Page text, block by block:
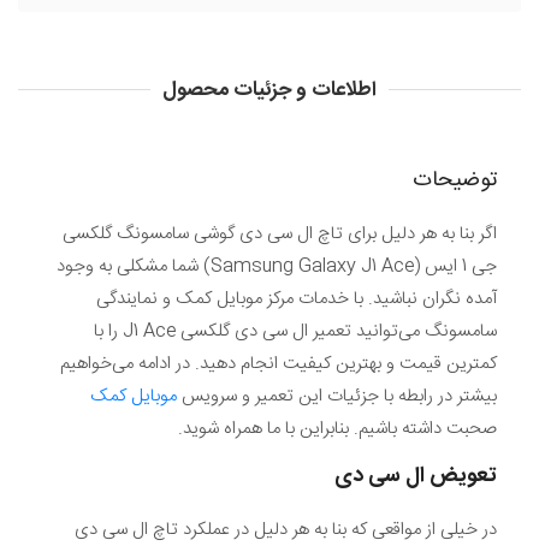
اطلاعات و جزئیات محصول
توضیحات
اگر بنا به هر دلیل برای تاچ ال سی دی گوشی سامسونگ گلکسی
جی 1 ایس (Samsung Galaxy J1 Ace) شما مشکلی به وجود
آمده نگران نباشید. با خدمات مرکز موبایل کمک و نمایندگی
سامسونگ می‌توانید تعمیر ال سی دی گلکسی J1 Ace را با
کمترین قیمت و بهترین کیفیت انجام دهید. در ادامه می‌خواهیم
بیشتر در رابطه با جزئیات این تعمیر و سرویس موبایل کمک
صحبت داشته باشیم. بنابراین با ما همراه شوید.
تعویض ال سی دی
در خیلی از مواقعی که بنا به هر دلیل در عملکرد تاچ ال سی دی